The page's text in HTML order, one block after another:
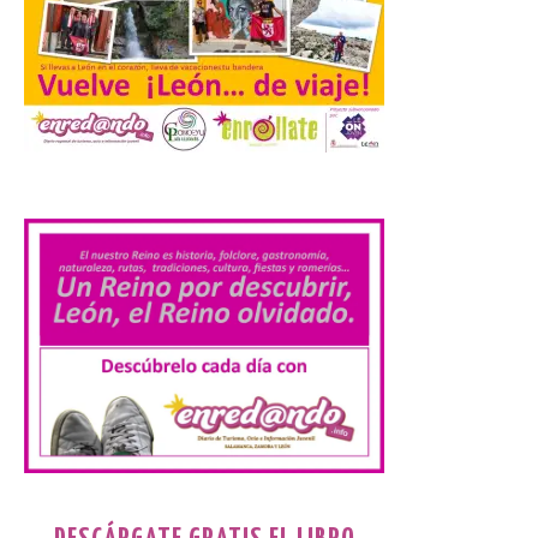
observar el eclipse con seguridad León, 7
de agosto de 2026. La programación […]
Laciana comienza su
programación para
7 Ago 2026
Durante los días 1 y 2 de
infantil como el adulto
pudo disfrutar de un
planetario que se instaló
en el polideportivo municipal, con pases
de mañana dedicados preferentemente al
público infantil y, el resto del […]